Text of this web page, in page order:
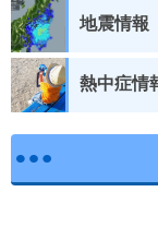
地震情報
熱中症情